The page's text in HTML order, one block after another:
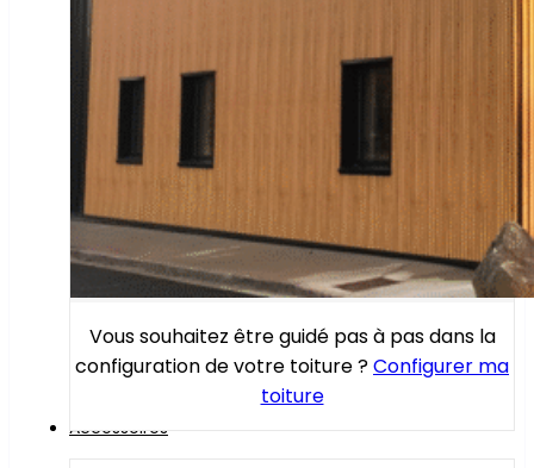
Vous souhaitez être guidé pas à pas dans la
configuration de votre toiture ?Configurer ma
toiture
Accessoires